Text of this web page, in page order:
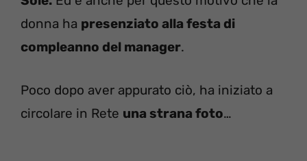
donna ha presenziato alla festa di
compleanno del manager.
Poco dopo aver appurato ciò, ha iniziato a
circolare in Rete una strana foto…